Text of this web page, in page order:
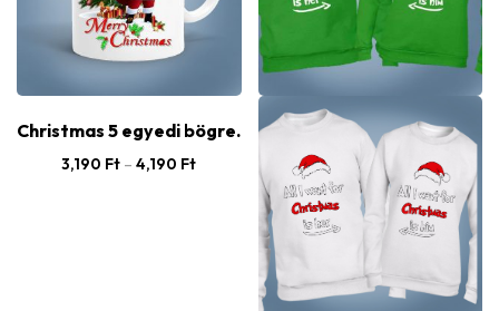
Christmas 5 egyedi bögre.
3,190 Ft – 4,190 Ft